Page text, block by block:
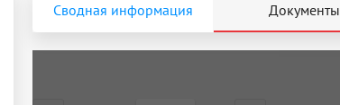
Сводная информация Документы